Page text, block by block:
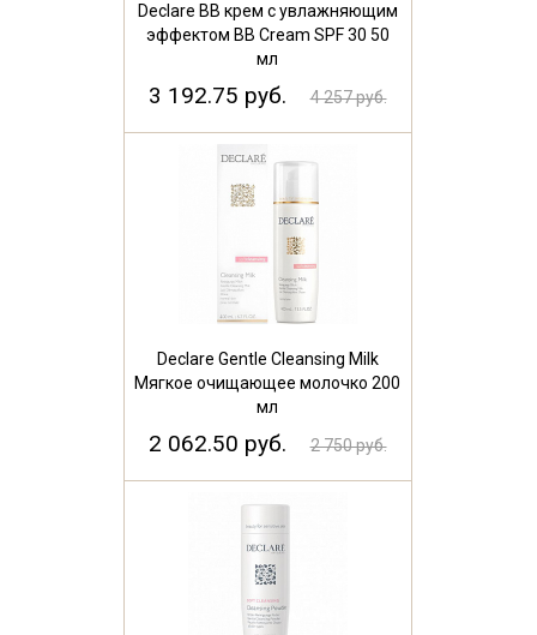
Declare BB крем c увлажняющим
эффектом BB Cream SPF 30 50
мл
3 192.75 руб. 4 257 руб.
Declare Gentle Cleansing Milk
Мягкое очищающее молочко 200
мл
2 062.50 руб. 2 750 руб.